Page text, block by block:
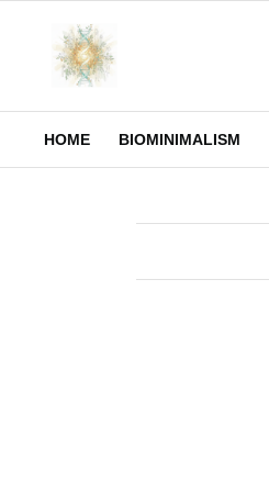
HOME BIOMINIMALISM